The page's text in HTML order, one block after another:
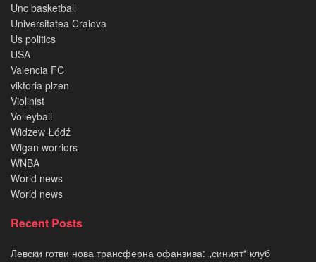
Unc basketball
Universitatea Craiova
Us politics
USA
Valencia FC
viktoria plzen
Violinist
Volleyball
Widzew Łódź
Wigan worriors
WNBA
World news
World news
Recent Posts
Левски готви нова трансферна офанзива: „синият“ клуб